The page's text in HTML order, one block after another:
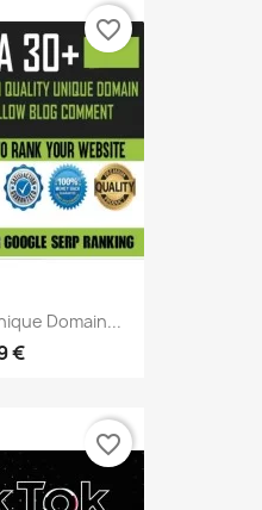
Domain...
€
favorite_border
favorite_border